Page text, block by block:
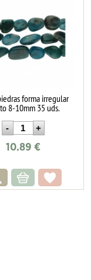
forma irregular
8-10mm 35 uds.
10.89 €